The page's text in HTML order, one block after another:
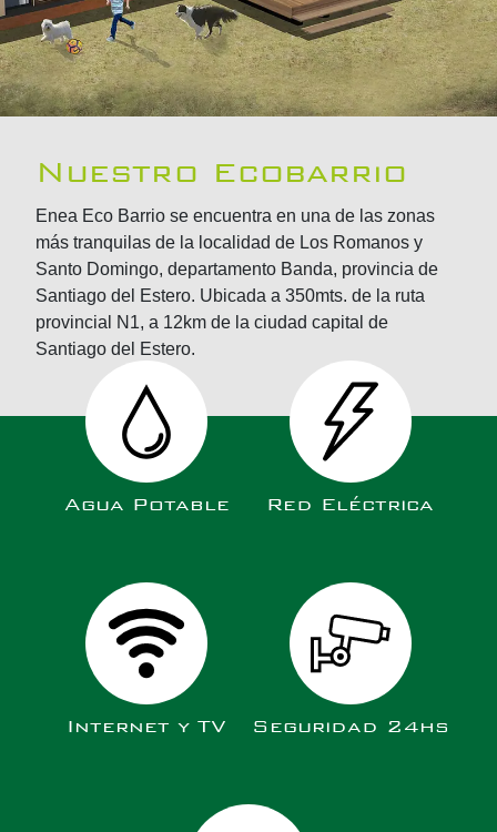
Nuestro Ecobarrio
Enea Eco Barrio se encuentra en una de las zonas
más tranquilas de la localidad de Los Romanos y
Santo Domingo, departamento Banda, provincia de
Santiago del Estero. Ubicada a 350mts. de la ruta
provincial N1, a 12km de la ciudad capital de
Santiago del Estero.
Agua Potable Red Eléctrica
Internet y TV Seguridad 24hs